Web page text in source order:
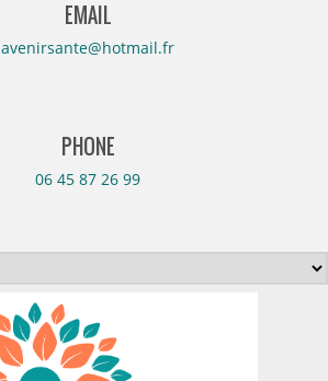
EMAIL
avenirsante@hotmail.fr
PHONE
06 45 87 26 99